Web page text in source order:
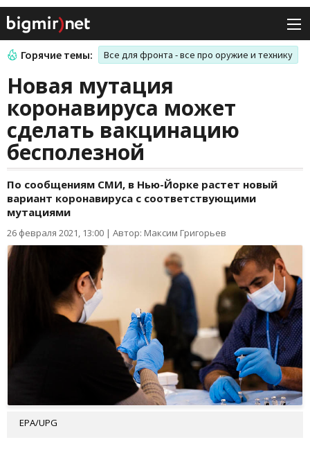
Горячие темы: Все для фронта - все про оружие и технику
Новая мутация
коронавируса может
сделать вакцинацию
бесполезной
По сообщениям СМИ, в Нью-Йорке растет новый
вариант коронавируса с соответствующими
мутациями
26 февраля 2021, 13:00 | Автор: Максим Григорьев
EPA/UPG